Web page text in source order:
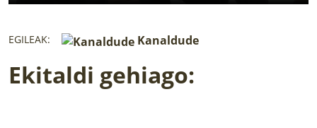
EGILEAK: Kanaldude
Ekitaldi gehiago: